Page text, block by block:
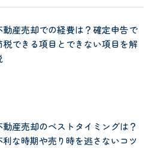
動産売却での経費は？確定申告で
税できる項目とできない項目を解
動産売却のベストタイミングは？
利な時期や売り時を逃さないコツ